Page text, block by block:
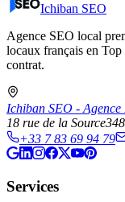
Ichiban SEO
Agence SEO local
locaux français en
contrat.
Ichiban SEO -
18 rue de la Source
+33 7 83 69 94 79
Services